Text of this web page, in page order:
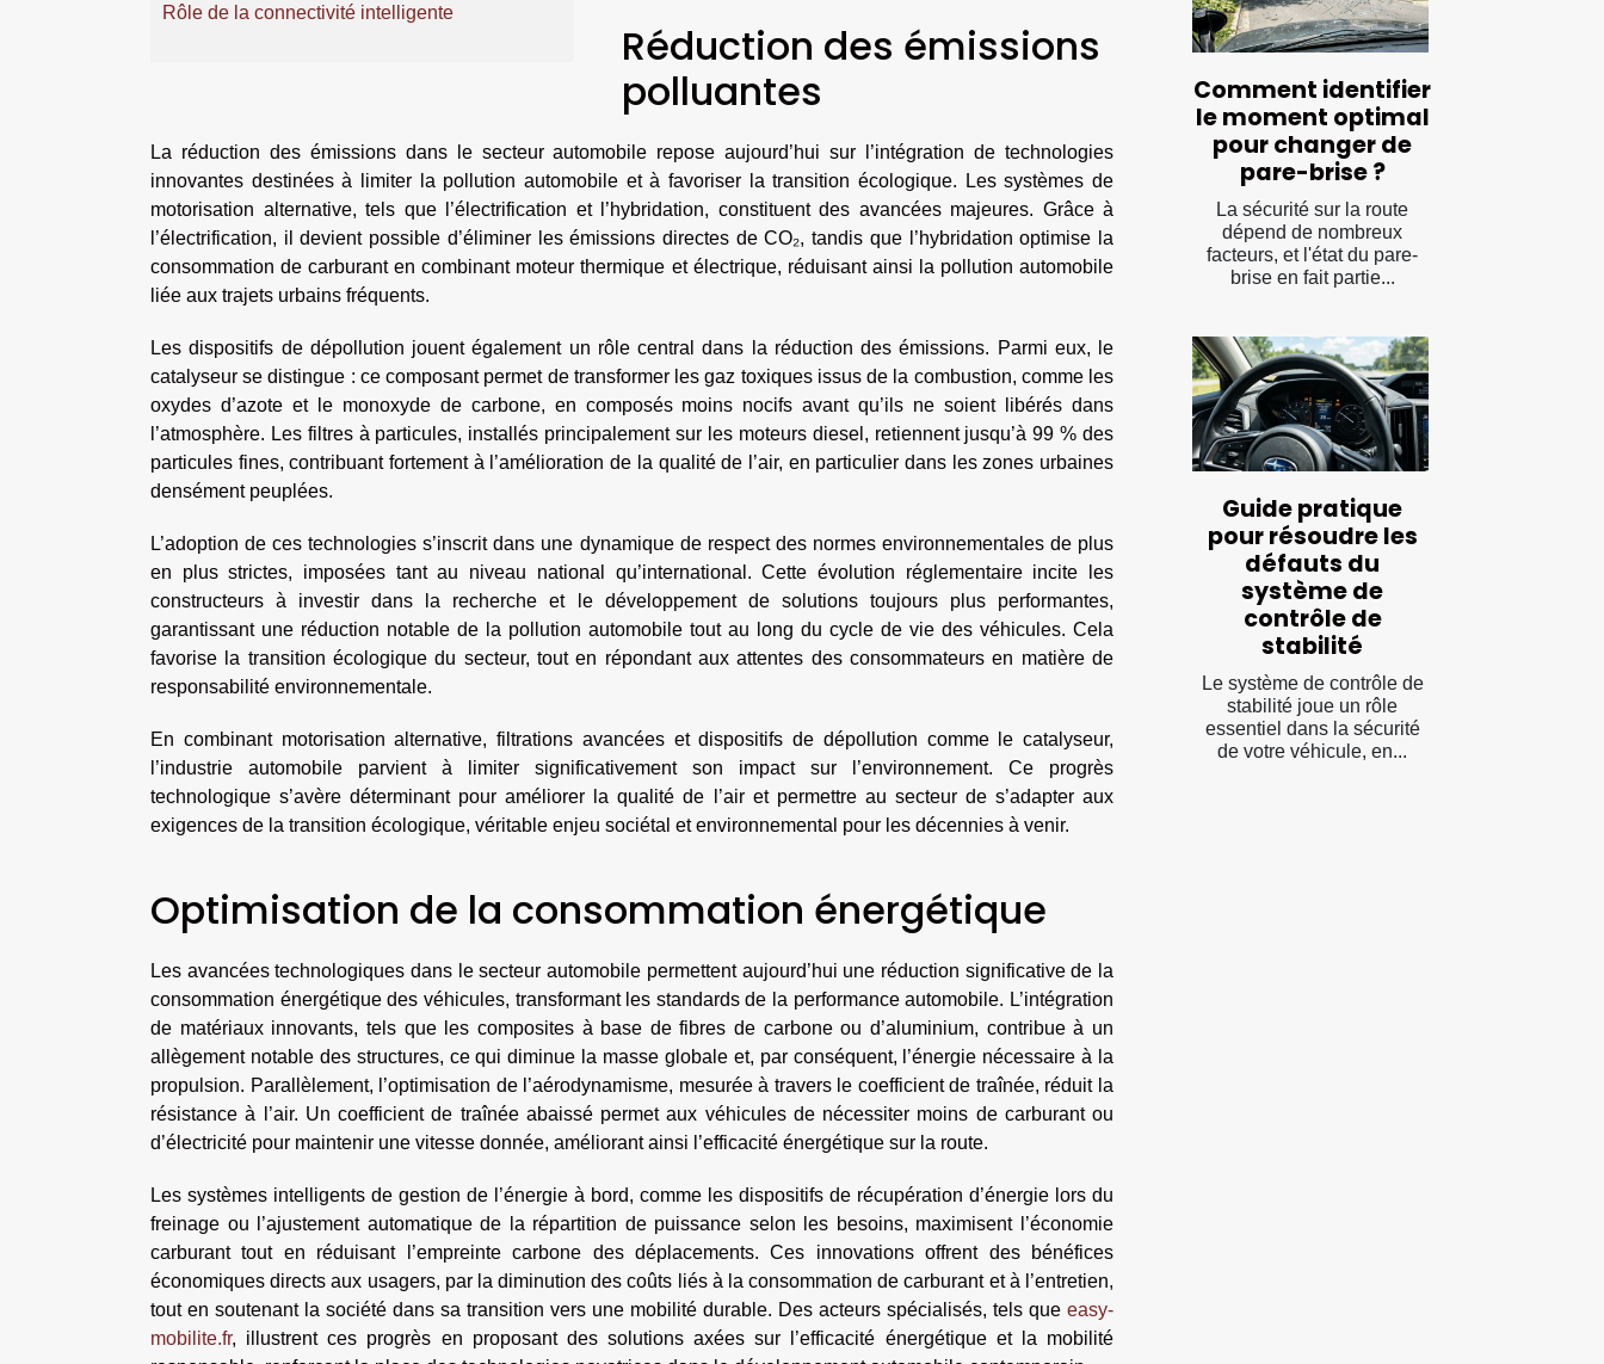
Rôle de la connectivité intelligente
Réduction des émissions
polluantes
La réduction des émissions dans le secteur automobile repose aujourd’hui sur l’intégration de technologies
innovantes destinées à limiter la pollution automobile et à favoriser la transition écologique. Les systèmes de
motorisation alternative, tels que l’électrification et l’hybridation, constituent des avancées majeures. Grâce à
l’électrification, il devient possible d’éliminer les émissions directes de CO₂, tandis que l’hybridation optimise la
consommation de carburant en combinant moteur thermique et électrique, réduisant ainsi la pollution automobile
liée aux trajets urbains fréquents.
Les dispositifs de dépollution jouent également un rôle central dans la réduction des émissions. Parmi eux, le
catalyseur se distingue : ce composant permet de transformer les gaz toxiques issus de la combustion, comme les
oxydes d’azote et le monoxyde de carbone, en composés moins nocifs avant qu’ils ne soient libérés dans
l’atmosphère. Les filtres à particules, installés principalement sur les moteurs diesel, retiennent jusqu’à 99 % des
particules fines, contribuant fortement à l’amélioration de la qualité de l’air, en particulier dans les zones urbaines
densément peuplées.
L’adoption de ces technologies s’inscrit dans une dynamique de respect des normes environnementales de plus
en plus strictes, imposées tant au niveau national qu’international. Cette évolution réglementaire incite les
constructeurs à investir dans la recherche et le développement de solutions toujours plus performantes,
garantissant une réduction notable de la pollution automobile tout au long du cycle de vie des véhicules. Cela
favorise la transition écologique du secteur, tout en répondant aux attentes des consommateurs en matière de
responsabilité environnementale.
En combinant motorisation alternative, filtrations avancées et dispositifs de dépollution comme le catalyseur,
l’industrie automobile parvient à limiter significativement son impact sur l’environnement. Ce progrès
technologique s’avère déterminant pour améliorer la qualité de l’air et permettre au secteur de s’adapter aux
exigences de la transition écologique, véritable enjeu sociétal et environnemental pour les décennies à venir.
Optimisation de la consommation énergétique
Les avancées technologiques dans le secteur automobile permettent aujourd’hui une réduction significative de la
consommation énergétique des véhicules, transformant les standards de la performance automobile. L’intégration
de matériaux innovants, tels que les composites à base de fibres de carbone ou d’aluminium, contribue à un
allègement notable des structures, ce qui diminue la masse globale et, par conséquent, l’énergie nécessaire à la
propulsion. Parallèlement, l’optimisation de l’aérodynamisme, mesurée à travers le coefficient de traînée, réduit la
résistance à l’air. Un coefficient de traînée abaissé permet aux véhicules de nécessiter moins de carburant ou
d’électricité pour maintenir une vitesse donnée, améliorant ainsi l’efficacité énergétique sur la route.
Les systèmes intelligents de gestion de l’énergie à bord, comme les dispositifs de récupération d’énergie lors du
freinage ou l’ajustement automatique de la répartition de puissance selon les besoins, maximisent l’économie
carburant tout en réduisant l’empreinte carbone des déplacements. Ces innovations offrent des bénéfices
économiques directs aux usagers, par la diminution des coûts liés à la consommation de carburant et à l’entretien,
tout en soutenant la société dans sa transition vers une mobilité durable. Des acteurs spécialisés, tels que easy-
mobilite.fr, illustrent ces progrès en proposant des solutions axées sur l’efficacité énergétique et la mobilité
Comment identifier
le moment optimal
pour changer de
pare-brise ?
La sécurité sur la route
dépend de nombreux
facteurs, et l'état du pare-
brise en fait partie...
Guide pratique
pour résoudre les
défauts du
système de
contrôle de
stabilité
Le système de contrôle de
stabilité joue un rôle
essentiel dans la sécurité
de votre véhicule, en...